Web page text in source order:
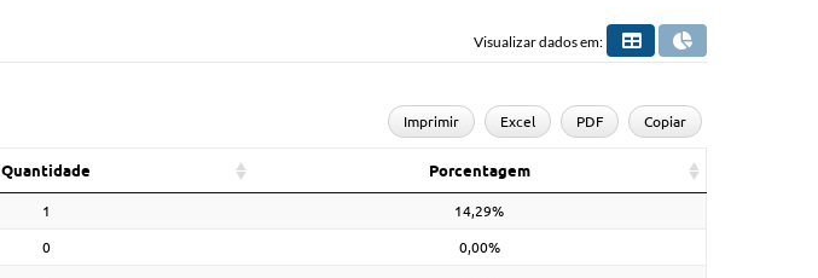
Visualizar dados em:
Imprimir Excel PDF Copiar
Quantidade Porcentagem
1 14,29%
0 0,00%